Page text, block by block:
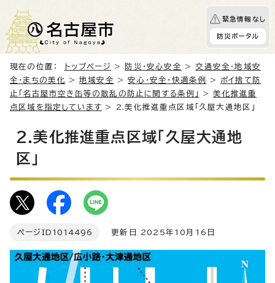
緊急情報なし
防災ポータル
現在の位置： トップページ > 防災・安心安全 >交通安全・地域安
全・まちの美化
>地域安全 >安心・安全・快適条例 > ポイ捨て防
止「名古屋市空き缶等の散乱の防止に関する条例」
>美化推進重
点区域を指定しています > 2.美化推進重点区域「久屋大通地区」
2.美化推進重点区域「久屋大通地
区」
ページID 1014496 更新日 2025年10月16日